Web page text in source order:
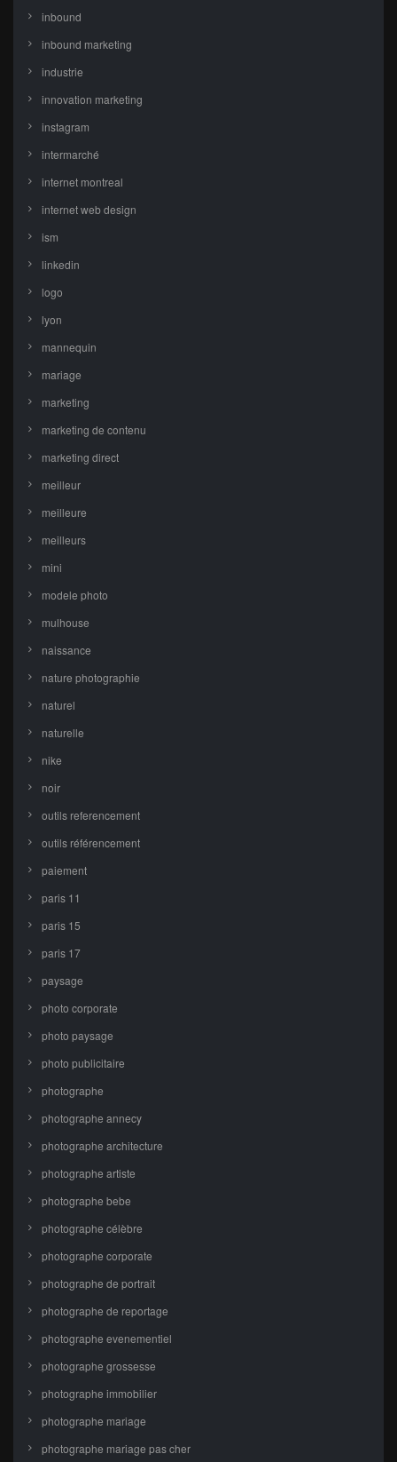
inbound
inbound marketing
industrie
innovation marketing
instagram
intermarché
internet montreal
internet web design
ism
linkedin
logo
lyon
mannequin
mariage
marketing
marketing de contenu
marketing direct
meilleur
meilleure
meilleurs
mini
modele photo
mulhouse
naissance
nature photographie
naturel
naturelle
nike
noir
outils referencement
outils référencement
paiement
paris 11
paris 15
paris 17
paysage
photo corporate
photo paysage
photo publicitaire
photographe
photographe annecy
photographe architecture
photographe artiste
photographe bebe
photographe célèbre
photographe corporate
photographe de portrait
photographe de reportage
photographe evenementiel
photographe grossesse
photographe immobilier
photographe mariage
photographe mariage pas cher